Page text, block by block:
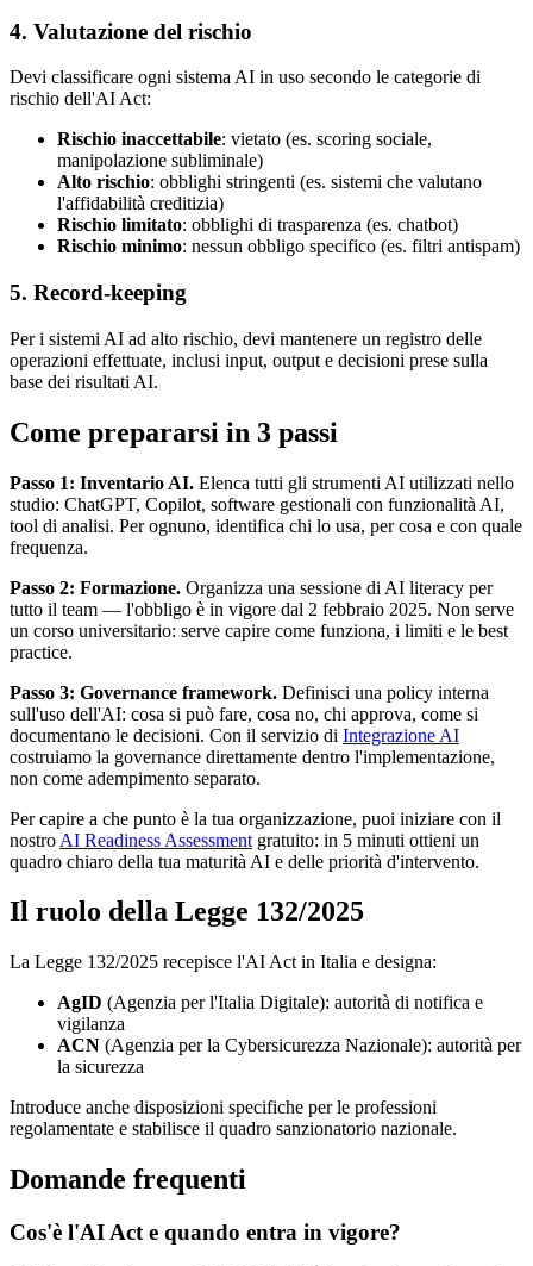
4. Valutazione del rischio
Devi classificare ogni sistema AI in uso secondo le categorie di
rischio dell'AI Act:
Rischio inaccettabile: vietato (es. scoring sociale,
manipolazione subliminale)
Alto rischio: obblighi stringenti (es. sistemi che valutano
l'affidabilità creditizia)
Rischio limitato: obblighi di trasparenza (es. chatbot)
Rischio minimo: nessun obbligo specifico (es. filtri antispam)
5. Record-keeping
Per i sistemi AI ad alto rischio, devi mantenere un registro delle
operazioni effettuate, inclusi input, output e decisioni prese sulla
base dei risultati AI.
Come prepararsi in 3 passi
Passo 1: Inventario AI. Elenca tutti gli strumenti AI utilizzati nello
studio: ChatGPT, Copilot, software gestionali con funzionalità AI,
tool di analisi. Per ognuno, identifica chi lo usa, per cosa e con quale
frequenza.
Passo 2: Formazione. Organizza una sessione di AI literacy per
tutto il team — l'obbligo è in vigore dal 2 febbraio 2025. Non serve
un corso universitario: serve capire come funziona, i limiti e le best
practice.
Passo 3: Governance framework. Definisci una policy interna
sull'uso dell'AI: cosa si può fare, cosa no, chi approva, come si
documentano le decisioni. Con il servizio di Integrazione AI
costruiamo la governance direttamente dentro l'implementazione,
non come adempimento separato.
Per capire a che punto è la tua organizzazione, puoi iniziare con il
nostro AI Readiness Assessment gratuito: in 5 minuti ottieni un
quadro chiaro della tua maturità AI e delle priorità d'intervento.
Il ruolo della Legge 132/2025
La Legge 132/2025 recepisce l'AI Act in Italia e designa:
AgID (Agenzia per l'Italia Digitale): autorità di notifica e
vigilanza
ACN (Agenzia per la Cybersicurezza Nazionale): autorità per
la sicurezza
Introduce anche disposizioni specifiche per le professioni
regolamentate e stabilisce il quadro sanzionatorio nazionale.
Domande frequenti
Cos'è l'AI Act e quando entra in vigore?